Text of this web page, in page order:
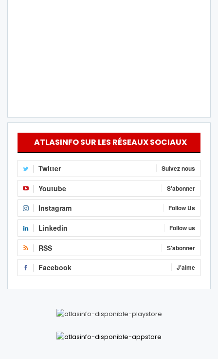
ATLASINFO SUR LES RÉSEAUX SOCIAUX
Twitter Suivez nous
Youtube S'abonner
Instagram Follow Us
Linkedin Follow us
RSS S'abonner
Facebook J'aime